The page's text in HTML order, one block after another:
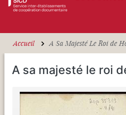
Accueil A Sa Majesté Le Roi de
A sa majesté le roi